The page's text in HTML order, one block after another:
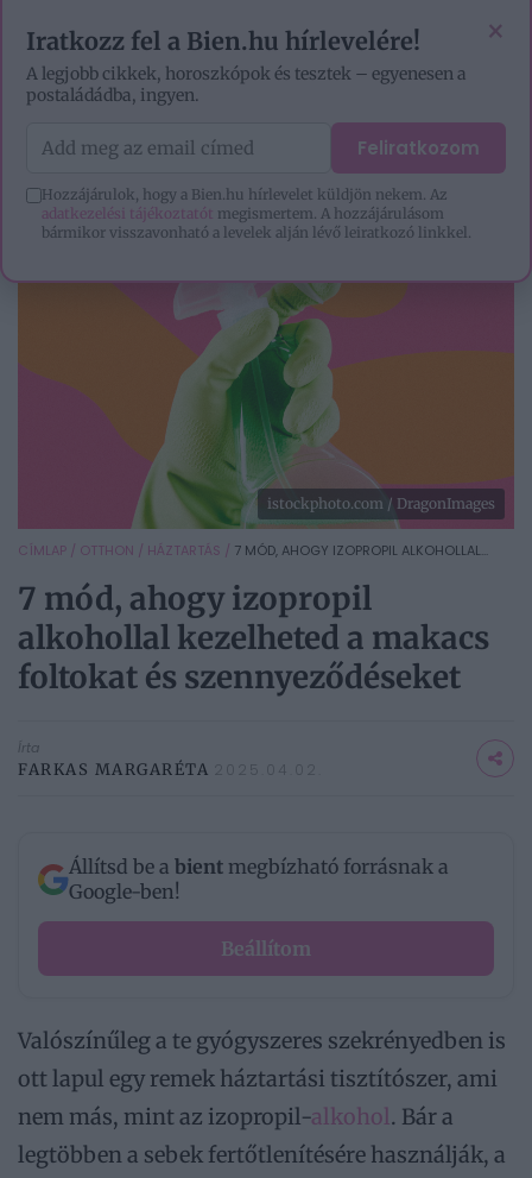
istockphoto.com / DragonImages
CÍMLAP / OTTHON / HÁZTARTÁS / 7 MÓD, AHOGY IZOPROPIL ALKOHOLLAL...
7 mód, ahogy izopropil
alkohollal kezelheted a makacs
foltokat és szennyeződéseket
Írta
FARKAS MARGARÉTA 2025.04.02.
Állítsd be a bient megbízható forrásnak a
Google-ben!
Beállítom
Valószínűleg a te gyógyszeres szekrényedben is
ott lapul egy remek háztartási tisztítószer, ami
nem más, mint az izopropil-alkohol. Bár a
legtöbben a sebek fertőtlenítésére használják, a
×
Iratkozz fel a Bien.hu hírlevelére!
A legjobb cikkek, horoszkópok és tesztek – egyenesen a
postaládádba, ingyen.
Feliratkozom
Hozzájárulok, hogy a Bien.hu hírlevelet küldjön nekem. Az
adatkezelési tájékoztatót megismertem. A hozzájárulásom
bármikor visszavonható a levelek alján lévő leiratkozó linkkel.